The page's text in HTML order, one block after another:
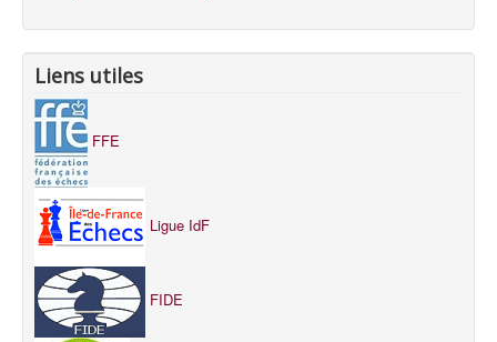
Liens utiles
FFE
Ligue IdF
FIDE